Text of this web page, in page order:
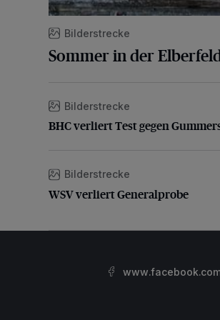
Bilderstrecke
Sommer in der
BHC verliert Test gegen
Bilderstrecke
BHC verliert Test gegen
WSV verliert Generalprobe
Bilderstrecke
WSV verliert Generalprobe